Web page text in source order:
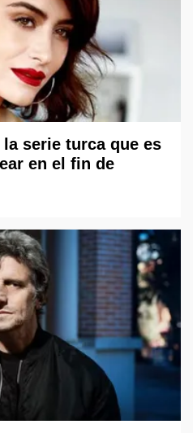
serie turca que es
en el fin de